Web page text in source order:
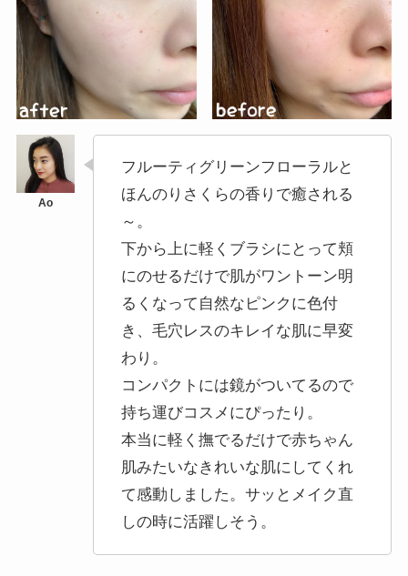
フルーティグリーンフローラルと
ほんのりさくらの香りで癒される
～。
下から上に軽くブラシにとって頬
にのせるだけで肌がワントーン明
るくなって自然なピンクに色付
き、毛穴レスのキレイな肌に早変
わり。
コンパクトには鏡がついてるので
持ち運びコスメにぴったり。
本当に軽く撫でるだけで赤ちゃん
肌みたいなきれいな肌にしてくれ
て感動しました。サッとメイク直
しの時に活躍しそう。